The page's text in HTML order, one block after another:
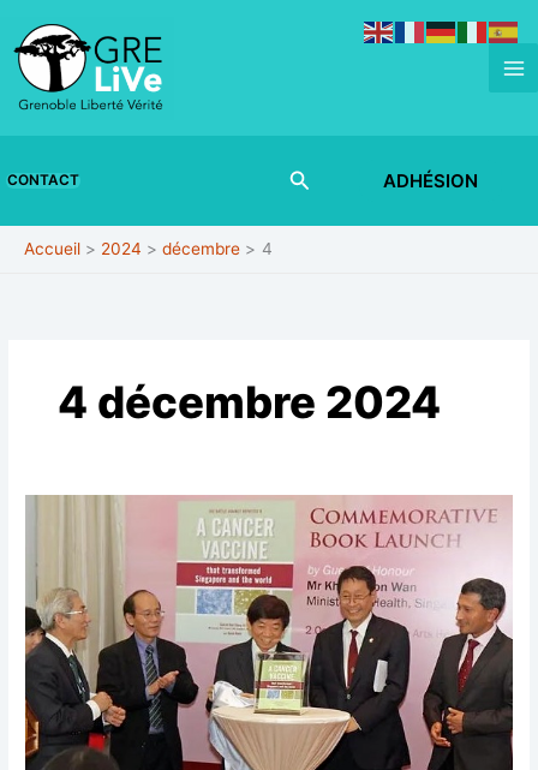
contenu
CONTACT RechercherADHÉSION
Accueil 2024 décembre 4
4 décembre 2024